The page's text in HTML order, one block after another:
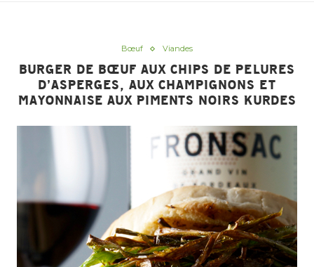
Bœuf Viandes
BURGER DE BŒUF AUX CHIPS DE PELURES
D’ASPERGES, AUX CHAMPIGNONS ET
MAYONNAISE AUX PIMENTS NOIRS KURDES